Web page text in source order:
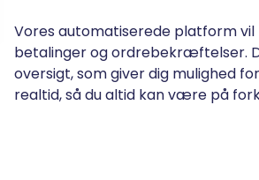
Vores automatiserede platform
betalinger og ordrebekræftelser.
oversigt, som giver dig mulighed
realtid, så du altid kan være på